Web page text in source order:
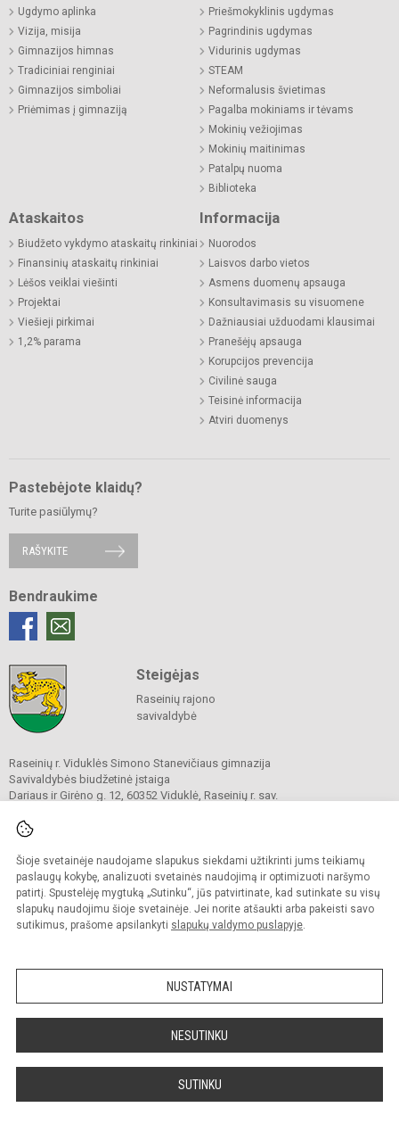
Šioje svetainėje naudojame slapukus siekdami užtikrinti jums teikiamų
paslaugų kokybę, analizuoti svetainės naudojimą ir optimizuoti naršymo
patirtį. Spustelėję mygtuką „Sutinku“, jūs patvirtinate, kad sutinkate su visų
slapukų naudojimu šioje svetainėje. Jei norite atšaukti arba pakeisti savo
sutikimus, prašome apsilankyti slapukų valdymo puslapyje.
NUSTATYMAI
NESUTINKU
SUTINKU
Ugdymo aplinka
Vizija, misija
Gimnazijos himnas
Tradiciniai renginiai
Gimnazijos simboliai
Priėmimas į gimnaziją
Priešmokyklinis ugdymas
Pagrindinis ugdymas
Vidurinis ugdymas
STEAM
Neformalusis švietimas
Pagalba mokiniams ir tėvams
Mokinių vežiojimas
Mokinių maitinimas
Patalpų nuoma
Biblioteka
Ataskaitos
Biudžeto vykdymo ataskaitų rinkiniai
Finansinių ataskaitų rinkiniai
Lėšos veiklai viešinti
Projektai
Viešieji pirkimai
1,2% parama
Informacija
Nuorodos
Laisvos darbo vietos
Asmens duomenų apsauga
Konsultavimasis su visuomene
Dažniausiai užduodami klausimai
Pranešėjų apsauga
Korupcijos prevencija
Civilinė sauga
Teisinė informacija
Atviri duomenys
Pastebėjote klaidų?
Turite pasiūlymų?
RAŠYKITE
Bendraukime
Steigėjas
Raseinių rajono
savivaldybė
Raseinių r. Viduklės Simono Stanevičiaus gimnazija
Savivaldybės biudžetinė įstaiga
Dariaus ir Girėno g. 12, 60352 Viduklė, Raseinių r. sav.
El. p.
Juridinių asmenų registre
Įmonės kodas 190106933
Kopijuoti turinį be raštiško gimnazijos sutikimo griežtai draudžiama.
Prieinamumo paraiška Slapukų valdymas
svetainę